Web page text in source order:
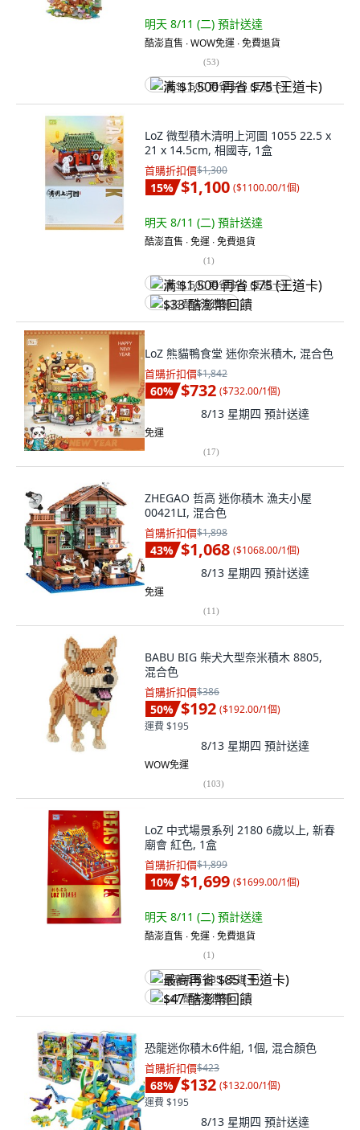
明天 8/11 (二) 預計送達
酷澎直售 ∙ WOW免運 ∙ 免費退貨
(53)
满 $1,500 再省 $75 (王道卡)
LoZ 微型積木清明上河圖 1055 22.5 x
21 x 14.5cm, 相國寺, 1盒
首購折扣價$1,300
15% $1,100 ($1100.00/1個)
明天 8/11 (二) 預計送達
酷澎直售 ∙ 免運 ∙ 免費退貨
(1)
满 $1,500 再省 $75 (王道卡)
$33 酷澎幣回饋
LoZ 熊貓鴨食堂 迷你奈米積木, 混合色
首購折扣價$1,842
60% $732 ($732.00/1個)
8/13 星期四 預計送達
免運
(17)
ZHEGAO 哲高 迷你積木 漁夫小屋
00421LI, 混合色
首購折扣價$1,898
43% $1,068 ($1068.00/1個)
8/13 星期四 預計送達
免運
(11)
BABU BIG 柴犬大型奈米積木 8805,
混合色
首購折扣價$386
50% $192 ($192.00/1個)
運費 $195
8/13 星期四 預計送達
WOW免運
(103)
LoZ 中式場景系列 2180 6歲以上, 新春
廟會 紅色, 1盒
首購折扣價$1,899
10% $1,699 ($1699.00/1個)
明天 8/11 (二) 預計送達
酷澎直售 ∙ 免運 ∙ 免費退貨
(1)
最高再省 $85 (王道卡)
$47 酷澎幣回饋
恐龍迷你積木6件組, 1個, 混合顏色
首購折扣價$423
68% $132 ($132.00/1個)
運費 $195
8/13 星期四 預計送達